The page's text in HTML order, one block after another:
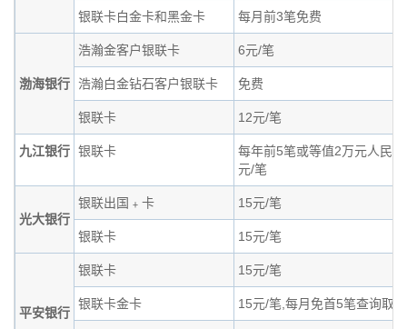
银联卡白金卡和黑金卡 每月前3笔免费
渤海银行
浩瀚金客户银联卡 6元/笔
浩瀚白金钻石客户银联卡 免费
银联卡 12元/笔
九江银行 银联卡
每年前5笔或等值2万元人民
元/笔
光大银行
银联出国﹢卡 15元/笔
银联卡 15元/笔
平安银行
银联卡 15元/笔
银联卡金卡 15元/笔,每月免首5笔查询取